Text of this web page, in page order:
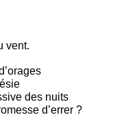
vent.
des nuits
d’errer ?